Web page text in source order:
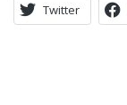
Twitter